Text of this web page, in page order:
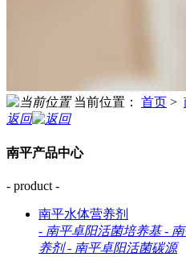
当前位置： 首页 >
返回
南平产品中心
- product -
南平水体营养剂
- 南平卓阳活菌培养基 -
养剂 - 南平卓阳活菌碳源